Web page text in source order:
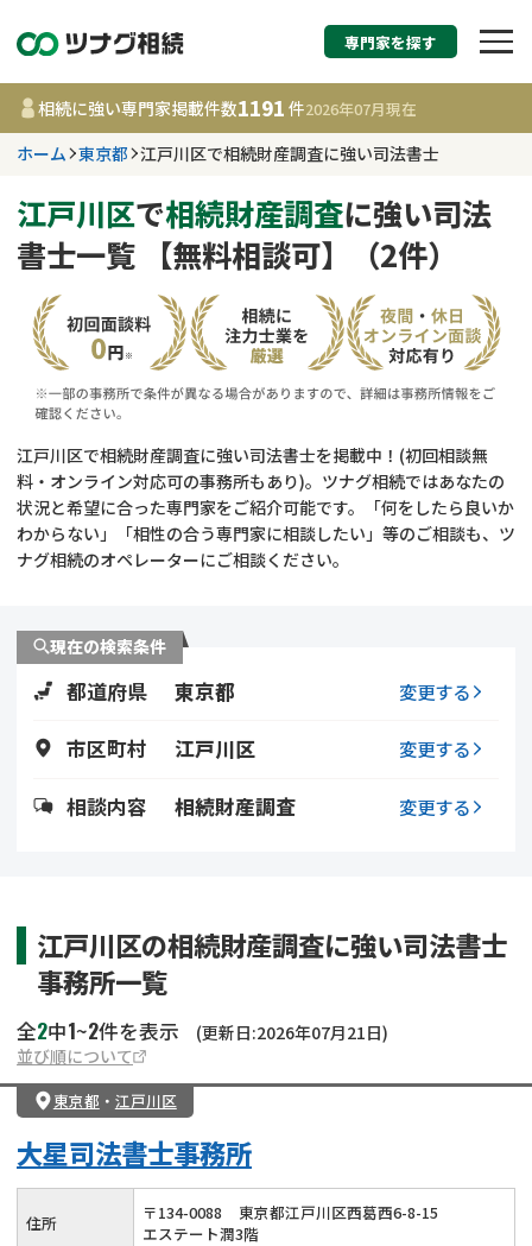
相続税申告・相続手
す
東京都
事務所 1191
件
相談内容で探す
相続登記
遺留分侵害額請求
相続人調査
コラム
相続手続き
相続登記
専門家を探す
相続に強い専門家掲載件数1191 件2026年07月現在
ホーム 東京都 江戸川区で相続財産調査に強い司法書士
江戸川区で相続財産調査に強い司法
書士一覧 【無料相談可】（2件）
江戸川区で相続財産調査に強い司法書士を掲載中！(初回相談無
料・オンライン対応可の事務所もあり)。ツナグ相続ではあなたの
状況と希望に合った専門家をご紹介可能です。「何をしたら良いか
わからない」「相性の合う専門家に相談したい」等のご相談も、ツ
ナグ相続のオペレーターにご相談ください。
現在の検索条件
都道府県 東京都 変更する
市区町村 江戸川区 変更する
相談内容 相続財産調査 変更する
江戸川区の相続財産調査に強い司法書士
事務所一覧
全2中1~2件を表示
(更新日:2026年07月21日)
並び順について
東京都 ・ 江戸川区
大星司法書士事務所
住所 〒134-0088
東京都江戸川区西葛西6-8-15
エステート潤3階